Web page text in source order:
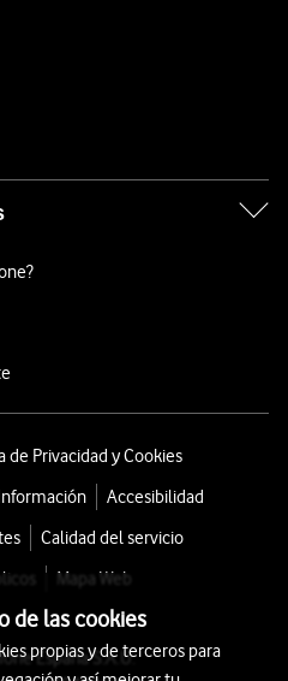
de Privacidad y Cookies
Accesibilidad
Calidad del servicio
Mapa Web
España S.A.U.
de las cookies
propias y de terceros para